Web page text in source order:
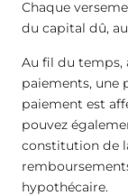
Chaque
du capital dû,
Au fil du temps,
paiements, une
paiement est
pouvez
constitution de
hypothécaire.